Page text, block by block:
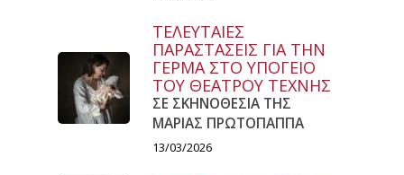
ΤΕΛΕΥΤΑΙΕΣ
ΠΑΡΑΣΤΑΣΕΙΣ ΓΙΑ ΤΗΝ
ΓΕΡΜΑ ΣΤΟ ΥΠΟΓΕΙΟ
ΤΟΥ ΘΕΑΤΡΟΥ ΤΕΧΝΗΣ
ΣΕ ΣΚΗΝΟΘΕΣΙΑ ΤΗΣ
ΜΑΡΙΑΣ ΠΡΩΤΟΠΑΠΠΑ
13/03/2026